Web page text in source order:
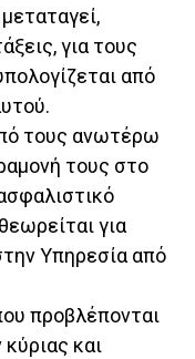
για τους
από
τους ανωτέρω
τους στο
για
Υπηρεσία από
προβλέπονται
και